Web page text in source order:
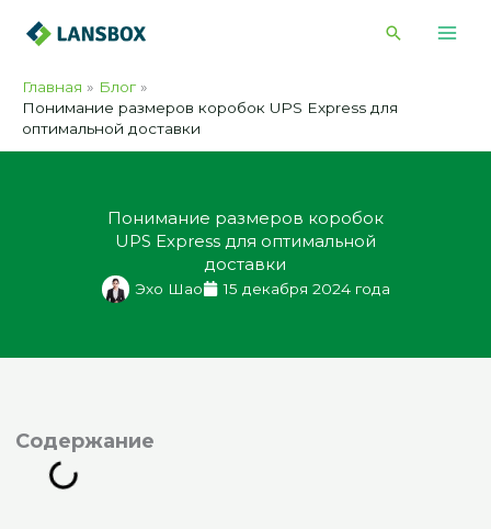
Поиск
Главная
Блог
Понимание размеров коробок UPS Express для
оптимальной доставки
Понимание размеров коробок
UPS Express для оптимальной
доставки
Эхо Шао 15 декабря 2024 года